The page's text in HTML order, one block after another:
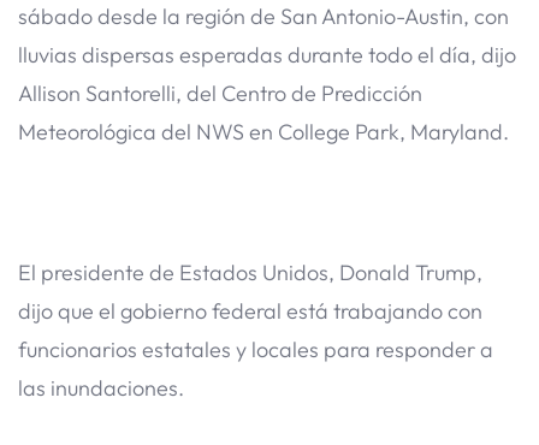
sábado desde la región de San Antonio-Austin, con
lluvias dispersas esperadas durante todo el día, dijo
Allison Santorelli, del Centro de Predicción
Meteorológica del NWS en College Park, Maryland.
El presidente de Estados Unidos, Donald Trump,
dijo que el gobierno federal está trabajando con
funcionarios estatales y locales para responder a
las inundaciones.